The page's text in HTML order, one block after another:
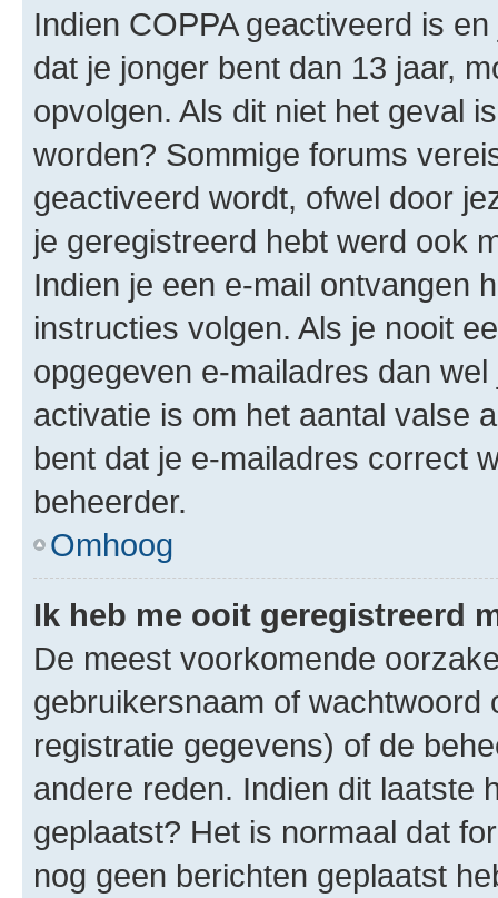
Indien COPPA geactiveerd is
dat je jonger bent dan 13 jaar,
opvolgen. Als dit niet het geval
worden? Sommige forums
geactiveerd wordt, ofwel door
je geregistreerd hebt werd ook
Indien je een e-mail ontvangen
instructies volgen. Als je nooit
opgegeven e-mailadres dan
activatie is om het aantal valse
bent dat je e-mailadres correct
beheerder.
Omhoog
Ik heb me ooit geregistreerd
De meest voorkomende
gebruikersnaam of wachtwoord
registratie gegevens) of de
andere reden. Indien dit laatste
geplaatst? Het is normaal dat
nog geen berichten geplaatst